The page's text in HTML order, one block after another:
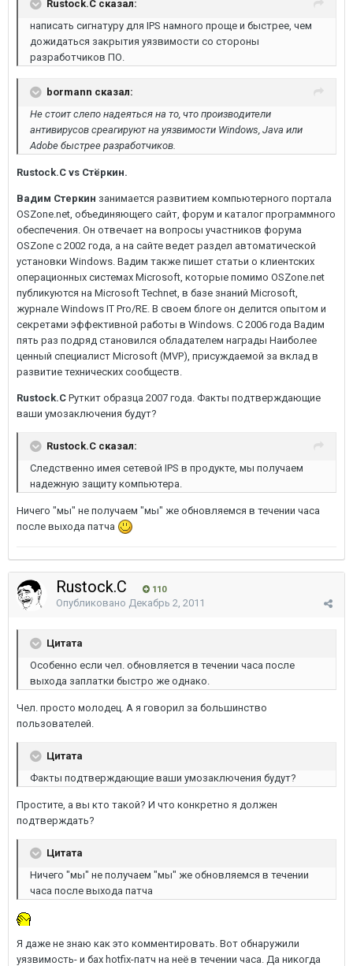
Rustock.C сказал:
написать сигнатуру для IPS намного проще и быстрее, чем
дожидаться закрытия уязвимости со стороны
разработчиков ПО.
bormann сказал:
Не стоит слепо надеяться на то, что производители
антивирусов среагируют на уязвимости Windows, Java или
Adobe быстрее разработчиков.
Rustock.C vs Стёркин.
Вадим Стеркин занимается развитием компьютерного портала
OSZone.net, объединяющего сайт, форум и каталог программного
обеспечения. Он отвечает на вопросы участников форума
OSZone с 2002 года, а на сайте ведет раздел автоматической
установки Windows. Вадим также пишет статьи о клиентских
операционных системах Microsoft, которые помимо OSZone.net
публикуются на Microsoft Technet, в базе знаний Microsoft,
журнале Windows IT Pro/RE. В своем блоге он делится опытом и
секретами эффективной работы в Windows. С 2006 года Вадим
пять раз подряд становился обладателем награды Наиболее
ценный специалист Microsoft (MVP), присуждаемой за вклад в
развитие технических сообществ.
Rustock.C Руткит образца 2007 года. Факты подтверждающие
ваши умозаключения будут?
Rustock.C сказал:
Следственно имея сетевой IPS в продукте, мы получаем
надежную защиту компьютера.
Ничего "мы" не получаем "мы" же обновляемся в течении часа
после выхода патча
Rustock.C 110
Опубликовано Декабрь 2, 2011
Цитата
Особенно если чел. обновляется в течении часа после
выхода заплатки быстро же однако.
Чел. просто молодец. А я говорил за большинство
пользователей.
Цитата
Факты подтверждающие ваши умозаключения будут?
Простите, а вы кто такой? И что конкретно я должен
подтверждать?
Цитата
Ничего "мы" не получаем "мы" же обновляемся в течении
часа после выхода патча
Я даже не знаю как это комментировать. Вот обнаружили
уязвимость- и бах hotfix-патч на неё в течении часа. Да никогда